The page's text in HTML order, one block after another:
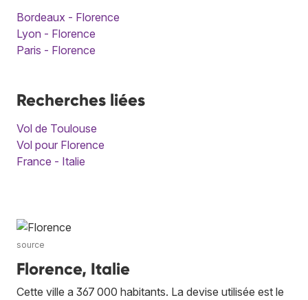
Bordeaux - Florence
Lyon - Florence
Paris - Florence
Recherches liées
Vol de Toulouse
Vol pour Florence
France - Italie
source
Florence, Italie
Cette ville a 367 000 habitants. La devise utilisée est le